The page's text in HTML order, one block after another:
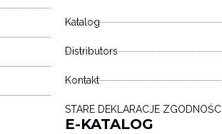
Katalog
Distributors
Kontakt
STARE DEKLARACJE ZGODNOŚCI
E-KATALOG